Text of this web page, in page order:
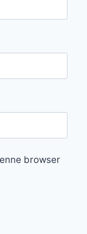
browser